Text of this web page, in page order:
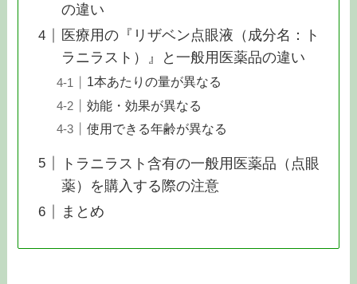
の違い
医療用の『リザベン点眼液（成分名：ト
ラニラスト）』と一般用医薬品の違い
1本あたりの量が異なる
効能・効果が異なる
使用できる年齢が異なる
トラニラスト含有の一般用医薬品（点眼
薬）を購入する際の注意
まとめ